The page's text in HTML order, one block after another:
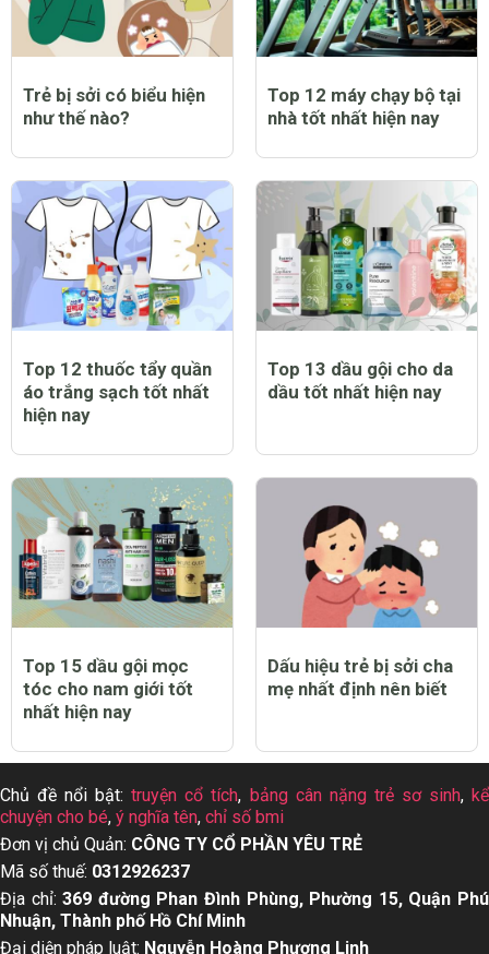
Trẻ bị sởi có biểu hiện
như thế nào?
Top 12 máy chạy bộ tại
nhà tốt nhất hiện nay
Top 12 thuốc tẩy quần
áo trắng sạch tốt nhất
hiện nay
Top 13 dầu gội cho da
dầu tốt nhất hiện nay
Top 15 dầu gội mọc
tóc cho nam giới tốt
nhất hiện nay
Dấu hiệu trẻ bị sởi cha
mẹ nhất định nên biết
Chủ đề nổi bật:truyện cổ tích, bảng cân nặng trẻ sơ sinh, kể
chuyện cho bé, ý nghĩa tên, chỉ số bmi
Đơn vị chủ Quản: CÔNG TY CỔ PHẦN YÊU TRẺ
Mã số thuế: 0312926237
Địa chỉ:369 đường Phan Đình Phùng, Phường 15, Quận Phú
Nhuận, Thành phố Hồ Chí Minh
Đại diện pháp luật: Nguyễn Hoàng Phượng Linh